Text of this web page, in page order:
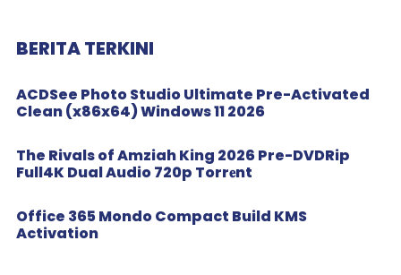
BERITA TERKINI
ACDSee Photo Studio Ultimate Pre-Activated
Clean (x86x64) Windows 11 2026
The Rivals of Amziah King 2026 Pre-DVDRip
Full4K Dual Audio 720p Torr𝐞nt
Office 365 Mondo Compact Build KMS
Activation